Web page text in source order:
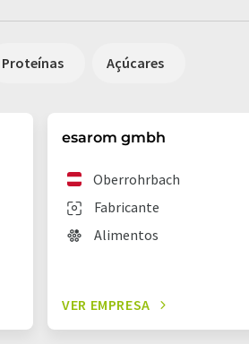
Proteínas Açúcares
esarom gmbh
Fabricante
Oberrohrbach
Alimentos
VER EMPRESA